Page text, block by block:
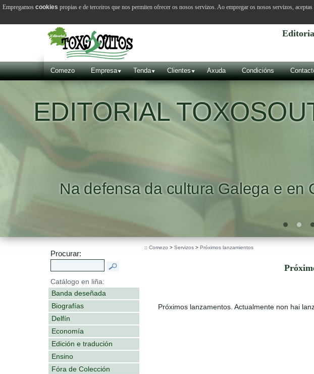
Comezo Empresa Tenda Clientes Axuda Condicións
EDITORIAL
Na defensa da cultura Galega e en
Procurar:
Catálogo en liña:
Banda deseñada
Biografías
Delfín
Economía
Edición e tradución
Ensino
Fóra de Colección
:: Comezo > Servizos > Próximos lanzamientos
Próximos lanzamentos. Actualmente non hai
Empregamos cookies propias e de terceiros que nos permiten ofrecer os nosos servizos. Ao empregar os nosos servizos, aceptas